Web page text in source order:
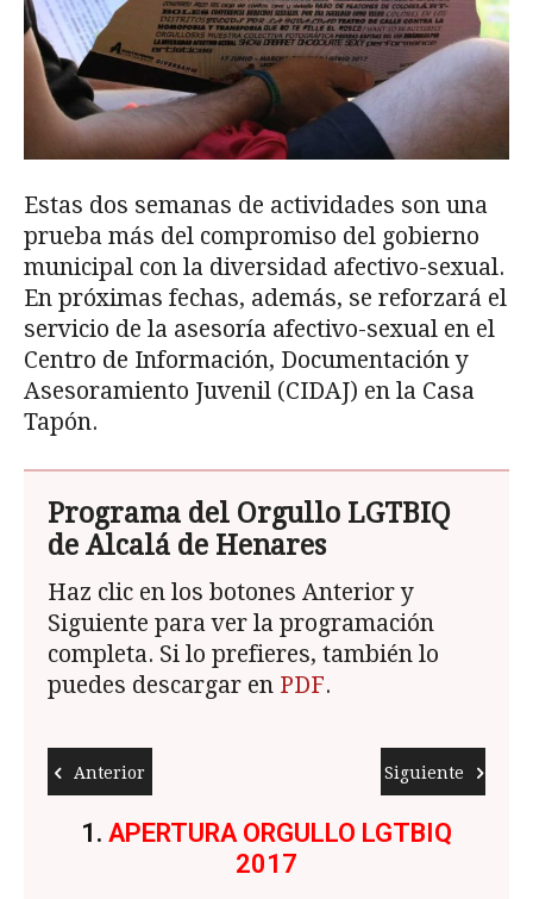
Estas dos semanas de actividades son una
prueba más del compromiso del gobierno
municipal con la diversidad afectivo-sexual.
En próximas fechas, además, se reforzará el
servicio de la asesoría afectivo-sexual en el
Centro de Información, Documentación y
Asesoramiento Juvenil (CIDAJ) en la Casa
Tapón.
Programa del Orgullo LGTBIQ
de Alcalá de Henares
Haz clic en los botones Anterior y
Siguiente para ver la programación
completa. Si lo prefieres, también lo
puedes descargar en PDF.
Anterior Siguiente
1. APERTURA ORGULLO LGTBIQ
2017